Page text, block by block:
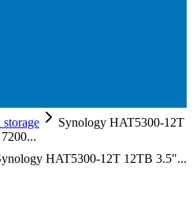
Synology HAT5300-12T
HAT5300-12T 12TB 3.5"...